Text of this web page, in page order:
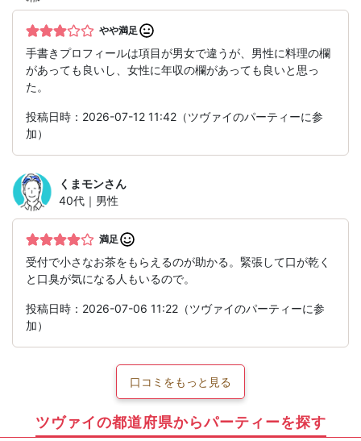
やや満足
手書きプロフィールは項目が男女で違うが、男性に料理の欄
があっても良いし、女性に年収の欄があっても良いと思っ
た。
投稿日時：2026-07-12 11:42（ツヴァイのパーティーに参
加）
くまモンさん
40代｜男性
満足
受付で小さなお茶をもらえるのが助かる。緊張して口が乾く
と口臭が気になる人もいるので。
投稿日時：2026-07-06 11:22（ツヴァイのパーティーに参
加）
口コミをもっと見る
ツヴァイの都道府県からパーティーを探す